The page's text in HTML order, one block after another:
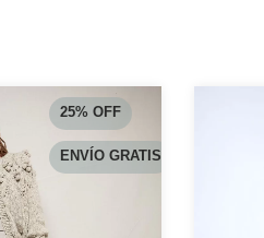
25% OFF
ENVÍO GRATIS